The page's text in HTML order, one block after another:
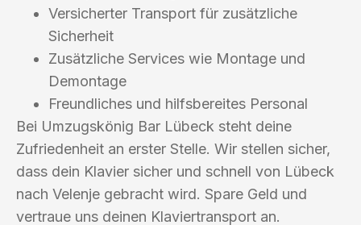
Versicherter Transport für zusätzliche
Sicherheit
Zusätzliche Services wie Montage und
Demontage
Freundliches und hilfsbereites Personal
Bei Umzugskönig Bar Lübeck steht deine
Zufriedenheit an erster Stelle. Wir stellen sicher,
dass dein Klavier sicher und schnell von Lübeck
nach Velenje gebracht wird. Spare Geld und
vertraue uns deinen Klaviertransport an.